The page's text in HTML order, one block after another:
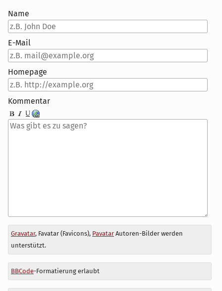
Name
E-Mail
Homepage
Kommentar
Antwort
zu
Gravatar, Favatar (Favicons), PavatarAutoren-Bilder werden
unterstützt.
BBCode-Formatierung erlaubt